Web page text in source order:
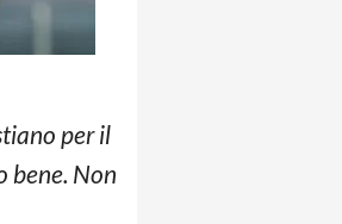
per il
bene. Non